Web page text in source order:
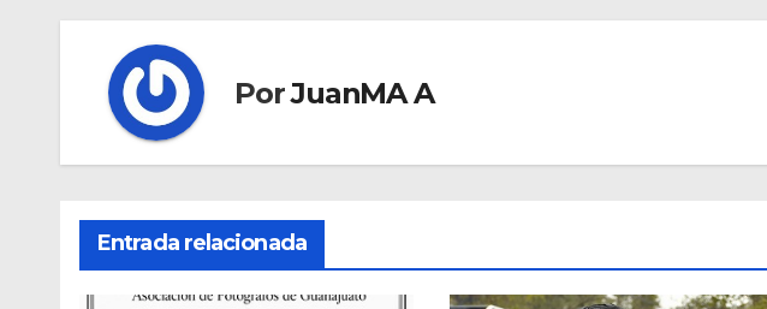
PorJuanMA A
Entrada relacionada